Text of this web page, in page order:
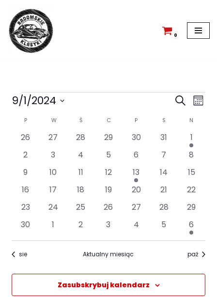
Przejdź
do
treści
0
po
Szukaj
9/1/2024
datę.Kalendarz
Wydarzenia
P W Ś C P S N
0
26
0
27
0
28
0
29
0
30
0
wydarzenia
31
11
0
2
0
3
0
4
0
5
0
6
0
7
0
8
0
9
0
10
0
11
0
wydarzenia
12
1
wydarzenie
13
0
14
0
15
0
16
0
17
0
18
0
19
0
20
0
21
0
22
0
23
0
24
0
25
0
26
0
27
0
28
0
29
0
30
01
0
2
0
3
0
4
0
wydarzenia
5
16
sie Aktualny miesiąc paź
Zasubskrybuj kalendarz